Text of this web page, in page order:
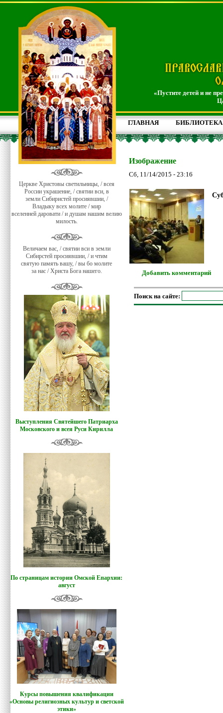
«Пустите детей и не
ГЛАВНАЯ БИБЛИОТЕКА
Церкве Христовы светильницы, / всея
России украшение, / святии вси, в
земли Сибиристей просиявшии, /
Владыку всех молите / мир
вселенней даровати / и душам нашим велию
милость.
Величаем вас, / святии вси в земли
Сибирстей просиявшии, / и чтим
святую память вашу, / вы бо молите
за нас / Христа Бога нашего.
Выступления Святейшего Патриарха
Московского и всея Руси Кирилла
По страницам истории Омской Епархии:
август
Курсы повышения квалификации
«Основы религиозных культур и светской
этики»
Изображение
Сб, 11/14/2015 - 23:16
Добавить комментарий
Поиск на сайте: